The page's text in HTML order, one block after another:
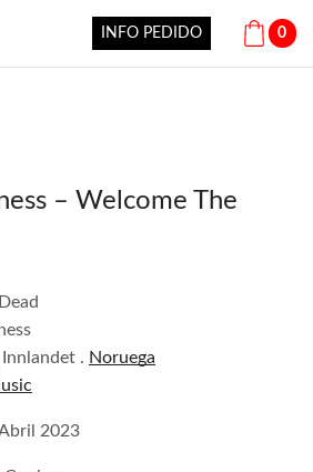
INFO PEDIDO 0
– Welcome The
. Noruega
2023